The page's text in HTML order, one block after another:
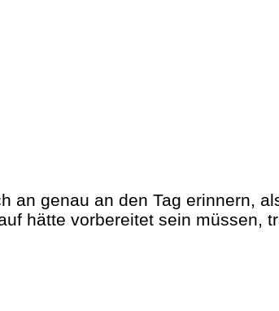
an genau an den Tag erinnern,
hätte vorbereitet sein müssen,